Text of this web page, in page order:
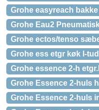
Grohe easyreach bakke
Grohe Eau2
Grohe ectos/tenso
Grohe ess etgr køk l-
Grohe essence 2-h
Grohe Essence 2-huls
Grohe Essence 2-huls